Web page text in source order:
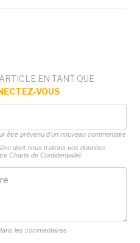
EN TANT QUE
VOUS
être prévenu d'un nouveau commentaire
dont nous traitons vos données
Charte de Confidentialité.
les commentaires